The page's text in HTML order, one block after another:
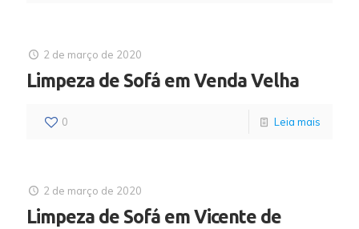
2 de março de 2020
Limpeza de Sofá em Venda Velha
0 Leia mais
2 de março de 2020
Limpeza de Sofá em Vicente de